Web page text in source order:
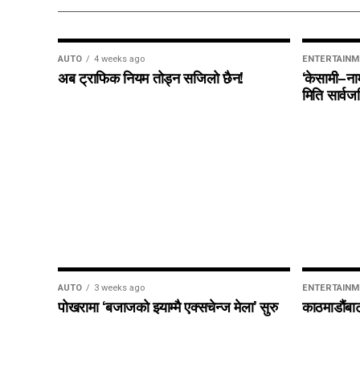
AUTO 4 weeks ago
अब ट्राफिक नियम तोड्न सजिलो छैन!
मिति
AUTO 3 weeks ago
पोखरामा ‘बजाजको झ्याम्मै एक्सचेन्ज मेला’ सुरु